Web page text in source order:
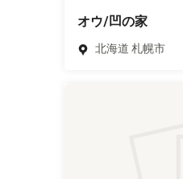
オウ/凹の家
北海道 札幌市